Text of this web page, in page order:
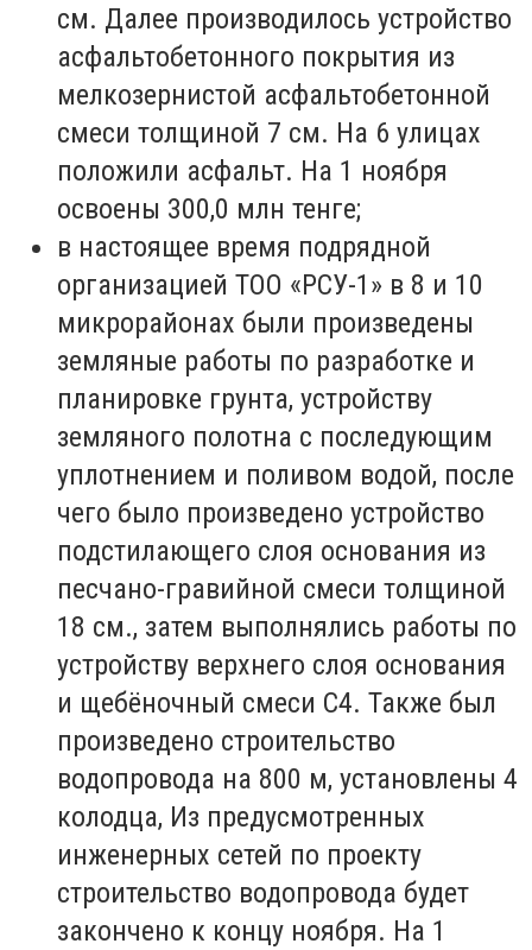
см. Далее производилось устройство
асфальтобетонного покрытия из
мелкозернистой асфальтобетонной
смеси толщиной 7 см. На 6 улицах
положили асфальт. На 1 ноября
освоены 300,0 млн тенге;
в настоящее время подрядной
организацией ТОО «РСУ-1» в 8 и 10
микрорайонах были произведены
земляные работы по разработке и
планировке грунта, устройству
земляного полотна с последующим
уплотнением и поливом водой, после
чего было произведено устройство
подстилающего слоя основания из
песчано-гравийной смеси толщиной
18 см., затем выполнялись работы по
устройству верхнего слоя основания
и щебёночный смеси С4. Также был
произведено строительство
водопровода на 800 м, установлены 4
колодца, Из предусмотренных
инженерных сетей по проекту
строительство водопровода будет
закончено к концу ноября. На 1